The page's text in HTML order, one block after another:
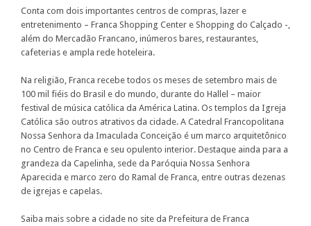
Conta com dois importantes centros de compras, lazer e
entretenimento – Franca Shopping Center e Shopping do Calçado -,
além do Mercadão Francano, inúmeros bares, restaurantes,
cafeterias e ampla rede hoteleira.
Na religião, Franca recebe todos os meses de setembro mais de
100 mil fiéis do Brasil e do mundo, durante do Hallel – maior
festival de música católica da América Latina. Os templos da Igreja
Católica são outros atrativos da cidade. A Catedral Francopolitana
Nossa Senhora da Imaculada Conceição é um marco arquitetônico
no Centro de Franca e seu opulento interior. Destaque ainda para a
grandeza da Capelinha, sede da Paróquia Nossa Senhora
Aparecida e marco zero do Ramal de Franca, entre outras dezenas
de igrejas e capelas.
Saiba mais sobre a cidade no site da Prefeitura de Franca